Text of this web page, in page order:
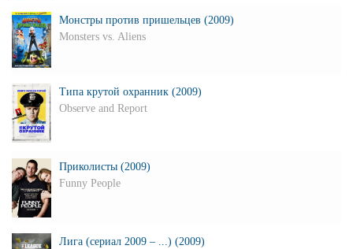
Монстры против пришельцев (2009)
Monsters vs. Aliens
Типа крутой охранник (2009)
Observe and Report
Приколисты (2009)
Funny People
Лига (сериал 2009 – ...) (2009)